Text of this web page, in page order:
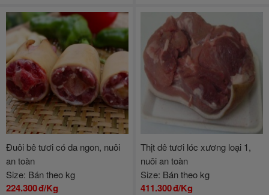
Đuôi bê tươi có da ngon, nuôi
an toàn
Size: Bán theo kg
224.300đ/Kg
Thịt dê tươi lóc xương loại 1,
nuôi an toàn
Size: Bán theo kg
411.300đ/Kg